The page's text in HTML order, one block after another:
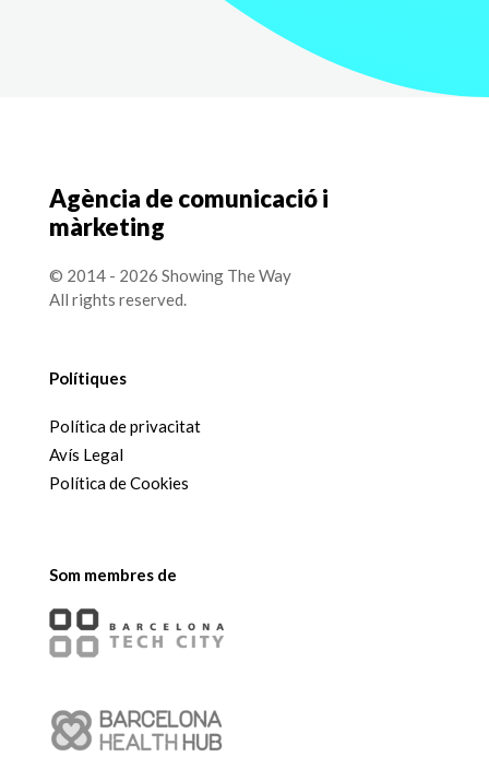
Agència de comunicació i
màrketing
© 2014 - 2026 Showing The Way
All rights reserved.
Polítiques
Política de privacitat
Avís Legal
Política de Cookies
Som membres de